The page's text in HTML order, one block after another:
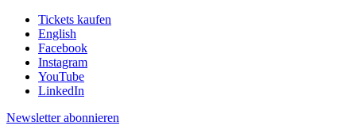
Tickets kaufen
English
Facebook
Instagram
YouTube
LinkedIn
Newsletter abonnieren